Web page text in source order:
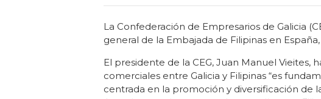
La Confederación de Empresarios de Galicia
general de la Embajada de Filipinas en
El presidente de la CEG, Juan Manuel Vieites,
comerciales entre Galicia y Filipinas “es
centrada en la promoción y diversificación de